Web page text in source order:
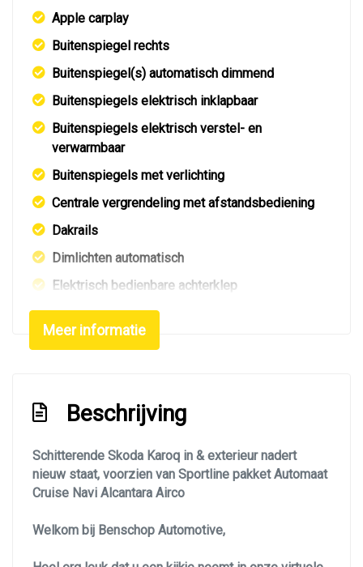
Apple carplay
Buitenspiegel rechts
Buitenspiegel(s) automatisch dimmend
Buitenspiegels elektrisch inklapbaar
Buitenspiegels elektrisch verstel- en
verwarmbaar
Buitenspiegels met verlichting
Centrale vergrendeling met afstandsbediening
Dakrails
Dimlichten automatisch
Elektrisch bedienbare achterklep
Elektrisch glazen panorama-dak
Extra getint glas achter
Keyless entry
Koplampen adaptief
Koplampreiniging
Led dagrijverlichting
Led koplampen
Meer informatie
Beschrijving
Schitterende Skoda Karoq in & exterieur nadert
nieuw staat, voorzien van Sportline pakket Automaat
Cruise Navi Alcantara Airco
Welkom bij Benschop Automotive,